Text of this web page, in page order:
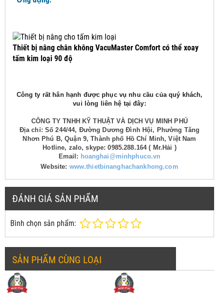
Thiết bị nâng chân không VacuMaster Comfort có thể xoay
tấm kim loại 90 độ
Công ty rất hân hạnh được phục vụ nhu cầu của quý khách,
vui lòng liên hệ tại đây:
CÔNG TY TNHH KỸ THUẬT VÀ DỊCH VỤ MINH PHÚ
Địa chỉ: Số 244/44, Đường Dương Đình Hội, Phường Tăng
Nhơn Phú B, Quận 9, Thành phố Hồ Chí Minh, Việt Nam
Hotline, zalo, skype: 0985.288.164 ( Mr.Hải )
Email: hoanghai@minhphuco.vn
Website: www.thietbinanghachankhong.com
ĐÁNH GIÁ SẢN PHẨM
Bình chọn sản phẩm:
SẢN PHẨM CÙNG LOẠI